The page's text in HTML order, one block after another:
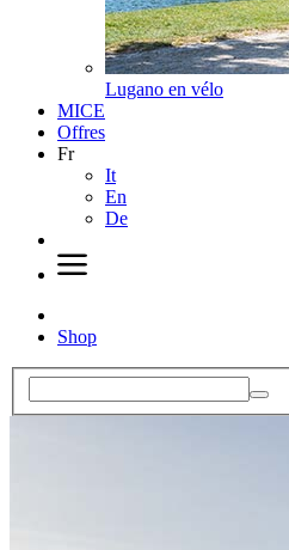
Lugano en vélo
MICE
Offres
Fr
It
En
De
Shop